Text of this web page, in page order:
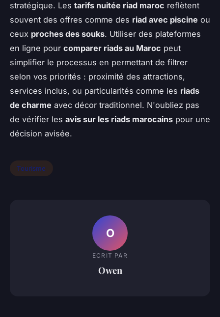
stratégique. Les tarifs nuitée riad maroc reflètent
souvent des offres comme des riad avec piscine ou
ceux proches des souks. Utiliser des plateformes
en ligne pour comparer riads au Maroc peut
simplifier le processus en permettant de filtrer
selon vos priorités : proximité des attractions,
services inclus, ou particularités comme les riads
de charme avec décor traditionnel. N'oubliez pas
de vérifier les avis sur les riads marocains pour une
décision avisée.
Tourisme
O
ECRIT PAR
Owen